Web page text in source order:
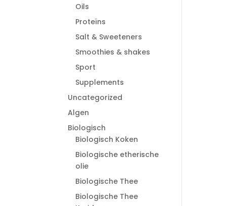
Oils
Proteïns
Salt & Sweeteners
Smoothies & shakes
Sport
Supplements
Uncategorized
Algen
Biologisch
Biologisch Koken
Biologische etherische
olie
Biologische Thee
Biologische Thee